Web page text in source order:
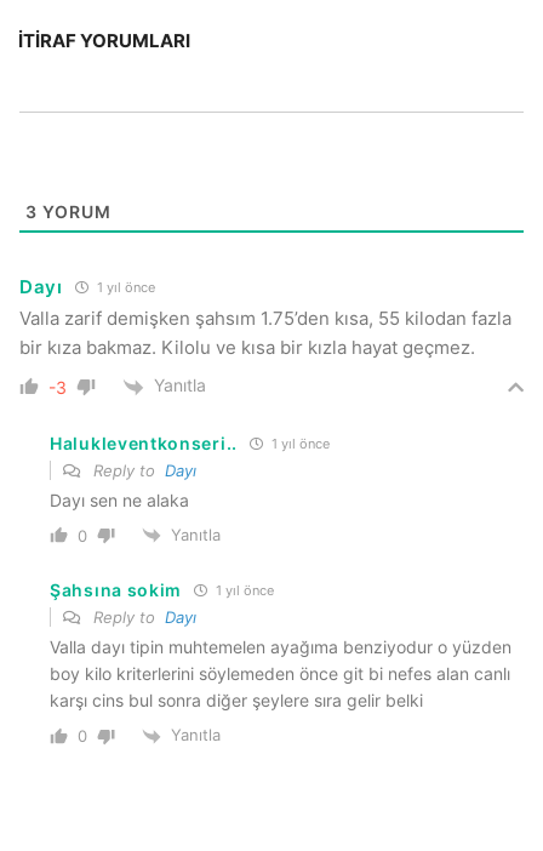
İTIRAF YORUMLARI
3 YORUM
Dayı 1 yıl önce
Valla zarif demişken şahsım 1.75’den kısa, 55 kilodan fazla
bir kıza bakmaz. Kilolu ve kısa bir kızla hayat geçmez.
-3 Yanıtla
Halukleventkonseri.. 1 yıl önce
Reply to Dayı
Dayı sen ne alaka
0 Yanıtla
Şahsına sokim 1 yıl önce
Reply to Dayı
Valla dayı tipin muhtemelen ayağıma benziyodur o yüzden
boy kilo kriterlerini söylemeden önce git bi nefes alan canlı
karşı cins bul sonra diğer şeylere sıra gelir belki
0 Yanıtla